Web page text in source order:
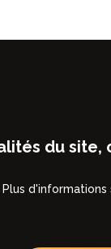
Ouvert 7
du site,